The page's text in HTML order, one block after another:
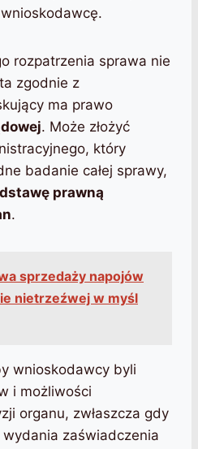
rozpatrzenia sprawa nie
zgodnie z
ma prawo
. Może złożyć
który
badanie całej sprawy,
prawną
.
sprzedaży napojów
nietrzeźwej w myśl
wnioskodawcy byli
i możliwości
organu, zwłaszcza gdy
zaświadczenia